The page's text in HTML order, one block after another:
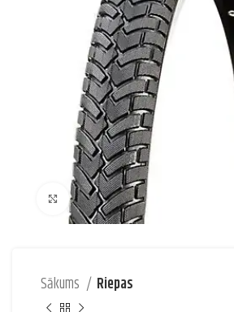
Palielināt attēlu
Sākums Riepas